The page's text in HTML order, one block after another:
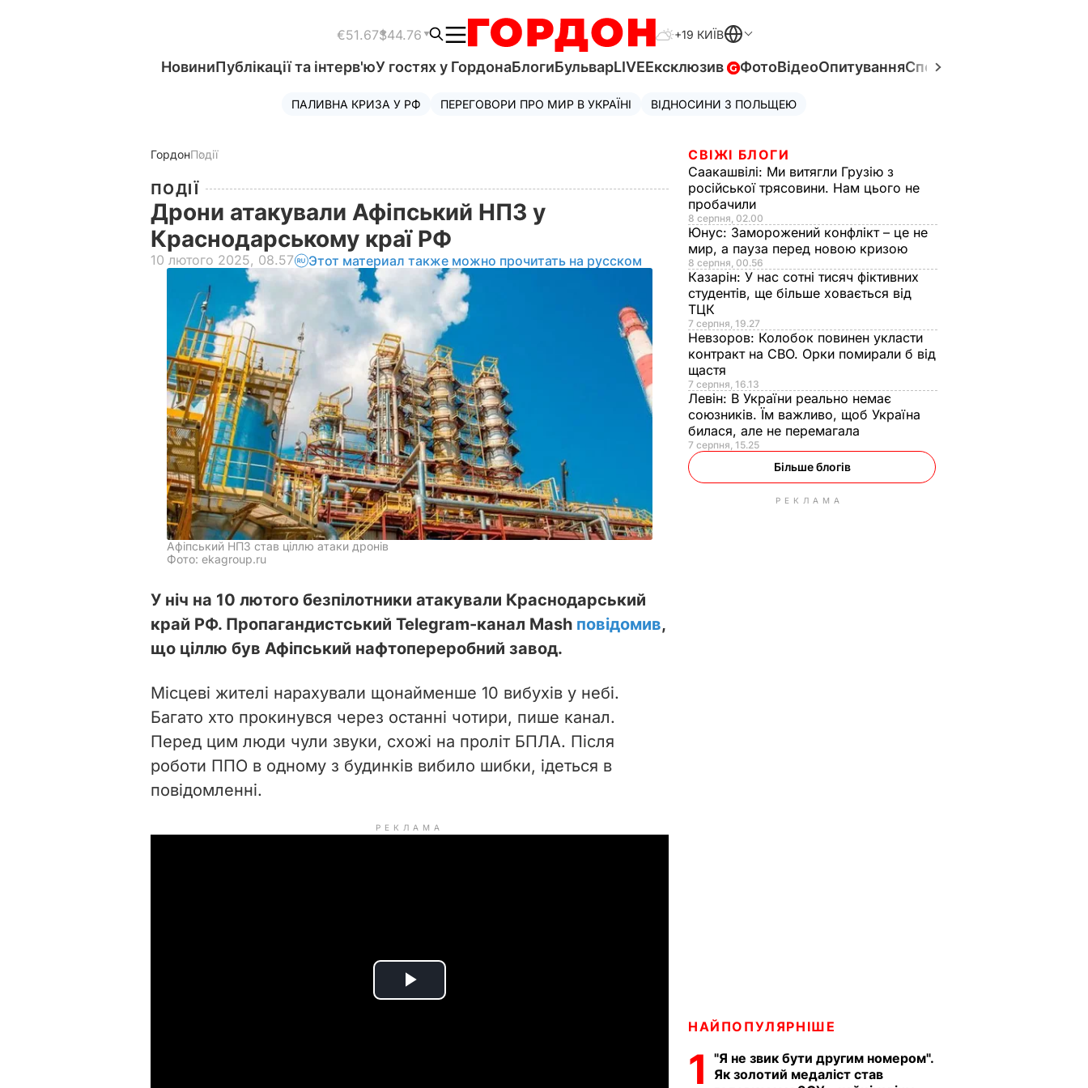
€51.67$44.76 +19 КИЇВ
НовиниПублікації та інтерв'юУ гостях у ГордонаБлогиБульварLIVEЕксклюзив ФотоВідеоОпитуванняСпецпроєкти
ПАЛИВНА КРИЗА У РФ ПЕРЕГОВОРИ ПРО МИР В УКРАЇНІ ВІДНОСИНИ З ПОЛЬЩЕЮ
ГордонПодії
ПОДІЇ
Дрони атакували Афіпський НПЗ у
Краснодарському краї РФ
10 лютого 2025, 08.57 Этот материал также можно прочитать на русском
Афіпський НПЗ став ціллю атаки дронів
Фото: ekagroup.ru
У ніч на 10 лютого безпілотники атакували Краснодарський
край РФ. Пропагандистський Telegram-канал Mash повідомив,
що ціллю був Афіпський нафтопереробний завод.
Місцеві жителі нарахували щонайменше 10 вибухів у небі.
Багато хто прокинувся через останні чотири, пише канал.
Перед цим люди чули звуки, схожі на проліт БПЛА. Після
роботи ППО в одному з будинків вибило шибки, ідеться в
повідомленні.
РЕКЛАМА
P
СВІЖІ БЛОГИ
Саакашвілі: Ми витягли Грузію з
російської трясовини. Нам цього не
пробачили
8 серпня, 02.00
Юнус: Заморожений конфлікт – це не
мир, а пауза перед новою кризою
8 серпня, 00.56
Казарін: У нас сотні тисяч фіктивних
студентів, ще більше ховається від
ТЦК
7 серпня, 19.27
Невзоров: Колобок повинен укласти
контракт на СВО. Орки помирали б від
щастя
7 серпня, 16.13
Левін: В України реально немає
союзників. Їм важливо, щоб Україна
билася, але не перемагала
7 серпня, 15.25
Більше блогів
РЕКЛАМА
НАЙПОПУЛЯРНІШЕ
1
"Я не звик бути другим номером".
Як золотий медаліст став